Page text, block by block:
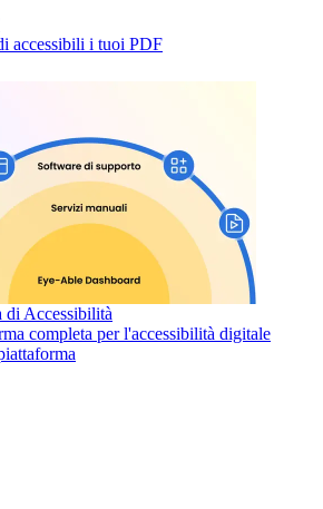
accessibili i tuoi PDF
di Accessibilità
completa per l'accessibilità digitale